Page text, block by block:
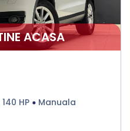
ACASA
140 HP Manuala